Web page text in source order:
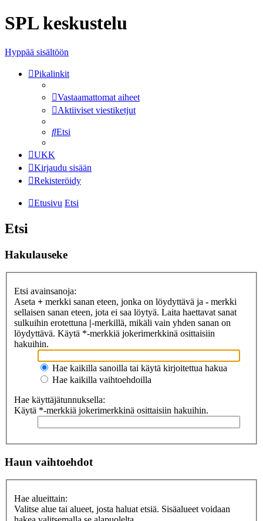
SPL keskustelu
Hyppää sisältöön
Pikalinkit
Vastaamattomat aiheet
Aktiiviset viestiketjut
Etsi
UKK
Kirjaudu sisään
Rekisteröidy
Etusivu Etsi
Etsi
Hakulauseke
Etsi avainsanoja:
Aseta + merkki sanan eteen, jonka on löydyttävä ja - merkki
sellaisen sanan eteen, jota ei saa löytyä. Laita haettavat sanat
sulkuihin erotettuna |-merkillä, mikäli vain yhden sanan on
löydyttävä. Käytä *-merkkiä jokerimerkkinä osittaisiin
hakuihin.
Hae kaikilla sanoilla tai käytä kirjoitettua hakua
Hae kaikilla vaihtoehdoilla
Hae käyttäjätunnuksella:
Käytä *-merkkiä jokerimerkkinä osittaisiin hakuihin.
Haun vaihtoehdot
Hae alueittain:
Valitse alue tai alueet, josta haluat etsiä. Sisäalueet voidaan